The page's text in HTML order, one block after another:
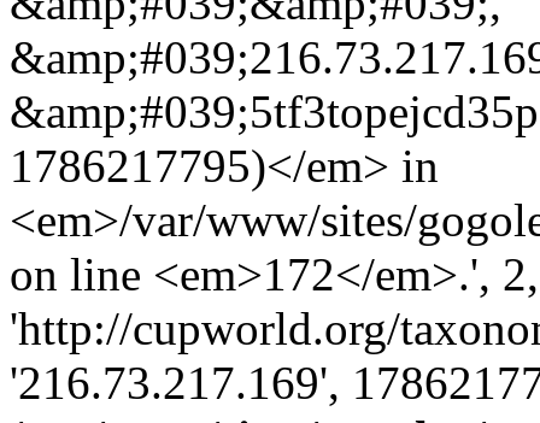
1786217795)</em> in
<em>/var/www/sites/
on line <em>172</em>.',
'http://cupworld.org/
'216.73.217.169',